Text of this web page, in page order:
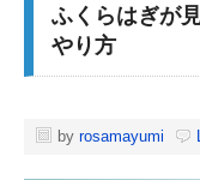
ふくらはぎが
やり方
by rosamayumi